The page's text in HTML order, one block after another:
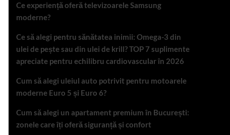
Ce experiență oferă televizoarele Samsung
moderne?
Ce să alegi pentru sănătatea inimii: Omega-3 din
ulei de pește sau din ulei de krill? TOP 7 suplimente
apreciate pentru echilibru cardiovascular în 2026
Cum să alegi uleiul auto potrivit pentru motoarele
moderne Euro 5 și Euro 6?
Cum să alegi un apartament premium în București:
zonele care îți oferă siguranță și confort